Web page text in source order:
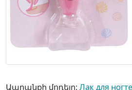
Ապրանքի մոդելը: Лак для